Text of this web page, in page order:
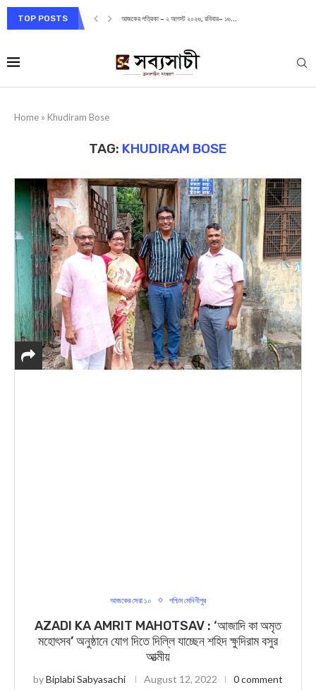
TOP POSTS আজকের পত্রিকা – ২ আগস্ট ২০২৬, রবিবার– ১৬...
Home » Khudiram Bose
TAG: KHUDIRAM BOSE
আজকের সেরা ১০ পশ্চিম মেদিনীপুর
AZADI KA AMRIT MAHOTSAV : ‘আজাদি কা অমৃত
মহোৎসব’ অনুষ্ঠানে যোগ দিতে দিল্লি যাচ্ছেন শহিদ ক্ষুদিরাম বসুর
আত্মীয়
byBiplabi Sabyasachi August 12, 2022 0 comment